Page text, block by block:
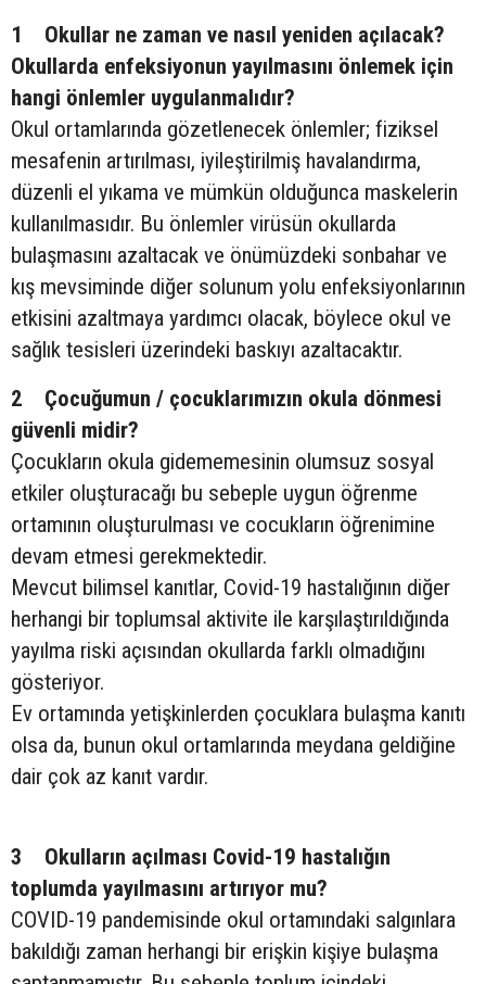
1 Okullar ne zaman ve nasıl yeniden açılacak?
Okullarda enfeksiyonun yayılmasını önlemek için
hangi önlemler uygulanmalıdır?
Okul ortamlarında gözetlenecek önlemler; fiziksel
mesafenin artırılması, iyileştirilmiş havalandırma,
düzenli el yıkama ve mümkün olduğunca maskelerin
kullanılmasıdır. Bu önlemler virüsün okullarda
bulaşmasını azaltacak ve önümüzdeki sonbahar ve
kış mevsiminde diğer solunum yolu enfeksiyonlarının
etkisini azaltmaya yardımcı olacak, böylece okul ve
sağlık tesisleri üzerindeki baskıyı azaltacaktır.
2 Çocuğumun / çocuklarımızın okula dönmesi
güvenli midir?
Çocukların okula gidememesinin olumsuz sosyal
etkiler oluşturacağı bu sebeple uygun öğrenme
ortamının oluşturulması ve cocukların öğrenimine
devam etmesi gerekmektedir.
Mevcut bilimsel kanıtlar, Covid-19 hastalığının diğer
herhangi bir toplumsal aktivite ile karşılaştırıldığında
yayılma riski açısından okullarda farklı olmadığını
gösteriyor.
Ev ortamında yetişkinlerden çocuklara bulaşma kanıtı
olsa da, bunun okul ortamlarında meydana geldiğine
dair çok az kanıt vardır.
3 Okulların açılması Covid-19 hastalığın
toplumda yayılmasını artırıyor mu?
COVID-19 pandemisinde okul ortamındaki salgınlara
bakıldığı zaman herhangi bir erişkin kişiye bulaşma